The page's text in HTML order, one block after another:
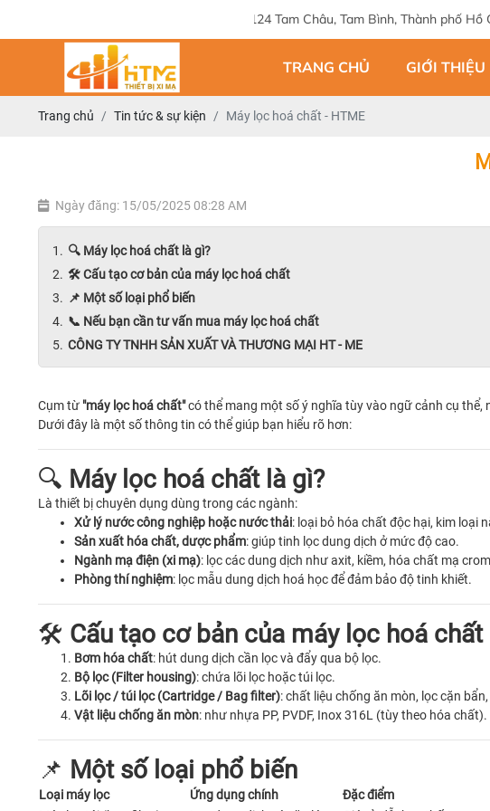
Địa chỉ: 124 Tam Châu, Tam Bình, Thành phố Hồ Chí Minh
TRANG CHỦ GIỚI THIỆU
Trang chủ Tin tức & sự kiện Máy lọc hoá chất - HTME
Ngày đăng: 15/05/2025 08:28 AM
🔍 Máy lọc hoá chất là gì?
🛠️ Cấu tạo cơ bản của máy lọc hoá chất
📌 Một số loại phổ biến
📞 Nếu bạn cần tư vấn mua máy lọc hoá chất
CÔNG TY TNHH SẢN XUẤT VÀ THƯƠNG MẠI HT - ME
Cụm từ "máy lọc hoá chất"có thể mang một số ý nghĩa tùy vào ngữ cảnh cụ thể,
Dưới đây là một số thông tin có thể giúp bạn hiểu rõ hơn:
🔍 Máy lọc hoá chất là gì?
Là thiết bị chuyên dụng dùng trong các ngành:
Xử lý nước công nghiệp hoặc nước thải: loại bỏ hóa chất độc hại, kim loại
Sản xuất hóa chất, dược phẩm: giúp tinh lọc dung dịch ở mức độ cao.
Ngành mạ điện (xi mạ): lọc các dung dịch như axit, kiềm, hóa chất mạ
Phòng thí nghiệm: lọc mẫu dung dịch hoá học để đảm bảo độ tinh khiết.
🛠️ Cấu tạo cơ bản của máy lọc hoá chất
Bơm hóa chất: hút dung dịch cần lọc và đẩy qua bộ lọc.
Bộ lọc (Filter housing): chứa lõi lọc hoặc túi lọc.
Lõi lọc / túi lọc (Cartridge / Bag filter): chất liệu chống ăn mòn, lọc cặn
Vật liệu chống ăn mòn: như nhựa PP, PVDF, Inox 316L (tùy theo hóa chất).
📌 Một số loại phổ biến
Loại máy lọc Ứng dụng chính
Đặc điểm